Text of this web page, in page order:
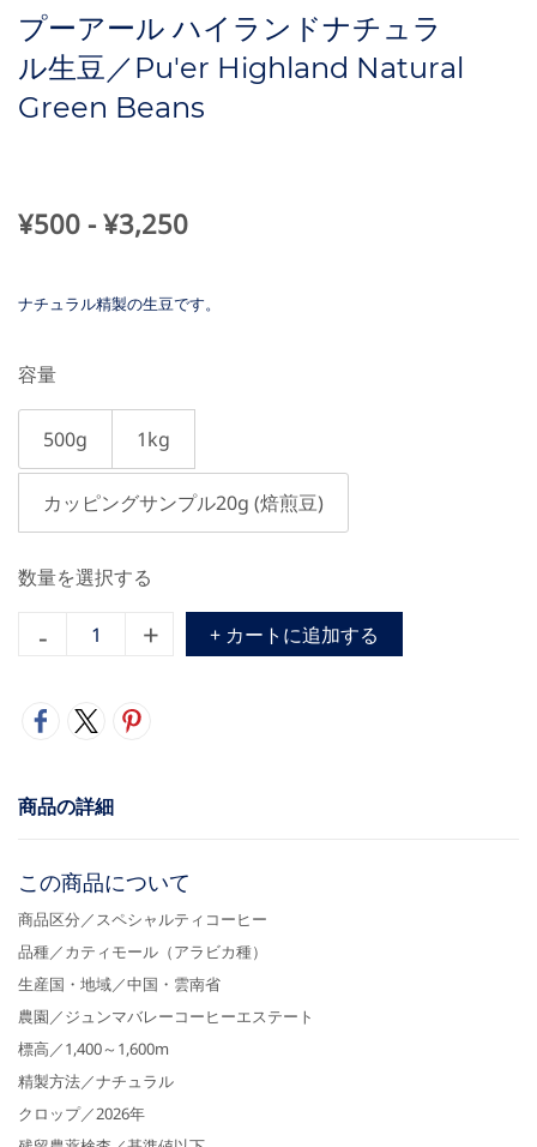
プーアール ハイランドナチュラ
ル生豆／Pu'er Highland Natural
Green Beans
¥500 - ¥3,250
ナチュラル精製の生豆です。
容量
500g 1kg
カッピングサンプル20g (焙煎豆)
数量を選択する
+ カートに追加する
商品の詳細
この商品について
商品区分／スペシャルティコーヒー
品種／カティモール（アラビカ種）
生産国・地域／中国・雲南省
農園／ジュンマバレーコーヒーエステート
標高／1,400～1,600m
精製方法／ナチュラル
クロップ／2026年